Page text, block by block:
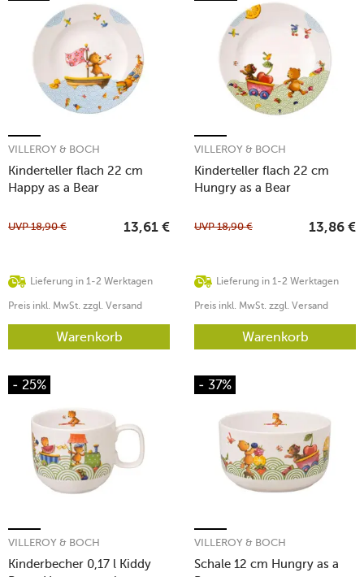
Kinderteller flach 22 cm
Happy as a Bear
VILLEROY & BOCH
Lieferung in 1-2 Werktagen
UVP18,90 € 13,61 €
Preis inkl. MwSt. zzgl. Versand
Warenkorb
Kinderteller flach 22 cm
Hungry as a Bear
VILLEROY & BOCH
Lieferung in 1-2 Werktagen
UVP18,90 € 13,86 €
Preis inkl. MwSt. zzgl. Versand
Warenkorb
- 25%
Kinderbecher 0,17 l Kiddy
VILLEROY & BOCH
- 37%
Schale 12 cm Hungry as a
VILLEROY & BOCH